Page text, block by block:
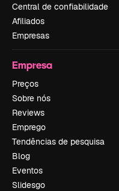
Central de confiabilidade
Afiliados
Empresas
Empresa
Preços
Sobre nós
Reviews
Emprego
Tendências de pesquisa
Blog
Eventos
Slidesgo